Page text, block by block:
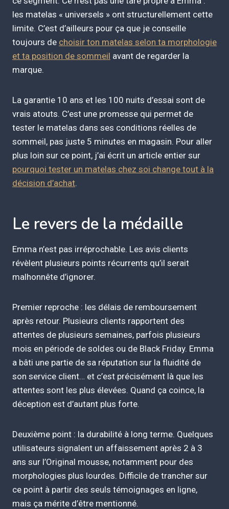
les matelas « universels » ont structurellement cette
limite. C’est d’ailleurs pour ça que je conseille
toujours de choisir ton matelas selon ta morphologie
et ta position de sommeil avant de regarder la
marque.
La garantie 10 ans et les 100 nuits d’essai sont de
vrais atouts. C’est une promesse qui permet de
tester le matelas dans ses conditions réelles de
sommeil, pas juste 5 minutes en magasin. Pour aller
plus loin sur ce point, j’ai écrit un article entier sur
pourquoi tester un matelas chez soi change tout à la
décision d’achat.
Le revers de la médaille
Emma n’est pas irréprochable. Les avis clients
révèlent plusieurs points récurrents qu’il serait
malhonnête d’ignorer.
Premier reproche : les délais de remboursement
après retour. Plusieurs clients rapportent des
attentes de plusieurs semaines, parfois plusieurs
mois en période de soldes ou de Black Friday. Emma
a bâti une partie de sa réputation sur la fluidité de
son service client… et c’est précisément là que les
attentes sont les plus élevées. Quand ça coince, la
déception est d’autant plus forte.
Deuxième point : la durabilité à long terme. Quelques
utilisateurs signalent un affaissement après 2 à 3
ans sur l’Original mousse, notamment pour des
morphologies plus lourdes. Difficile de trancher sur
ce point à partir des seuls témoignages en ligne,
mais ça mérite d’être mentionné.